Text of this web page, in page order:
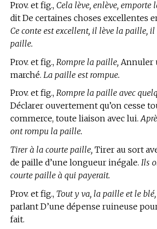
Prov. et fig., Cela lève, enlève, emporte
dit De certaines choses excellentes
Ce conte est excellent, il lève la paille,
paille.
Prov. et fig., Rompre la paille, Annuler
marché. La paille est rompue.
Prov. et fig., Rompre la paille avec
Déclarer ouvertement qu’on cesse
commerce, toute liaison avec lui.
ont rompu la paille.
Tirer à la courte paille, Tirer au sort
de paille d’une longueur inégale. Ils
courte paille à qui payerait.
Prov. et fig., Tout y va, la paille et le blé,
parlant D’une dépense ruineuse
fait.